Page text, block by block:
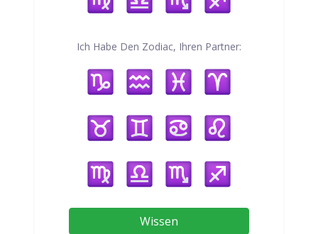
Ich Habe Den Zodiac, Ihren Partner:
Wissen